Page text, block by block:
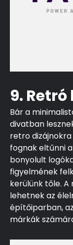
9.
Bár a
divatban
retro dizájnokra
fognak eltűnni
bonyolult
figyelmének
kerülünk tőle.
lehetnek az
építőiparban,
márkák